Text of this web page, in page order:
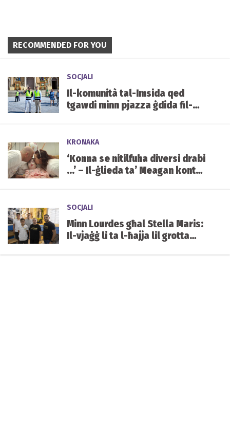
RECOMMENDED FOR YOU
SOCJALI
Il-komunità tal-Imsida qed
tgawdi minn pjazza ġdida fil-
KRONAKA
‘Konna se nitilfuha diversi drabi
...’ – Il-ġlieda ta’ Meagan kontra
SOCJALI
Minn Lourdes għal Stella Maris:
Il-vjaġġ li ta l-ħajja lil grotta